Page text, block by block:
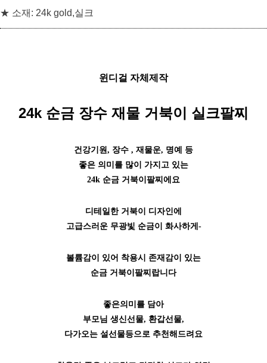
★ 소재: 24k gold,실크
윈디걸 자체제작
24k 순금 장수 재물 거북이 실크팔찌
건강기원, 장수 , 재물운, 명예 등
좋은 의미를 많이 가지고 있는
24k 순금 거북이팔찌에요
디테일한 거북이 디자인에
고급스러운 무광빛 순금이 화사하게-
볼륨감이 있어 착용시 존재감이 있는
순금 거북이팔찌랍니다
좋은의미를 담아
부모님 생신선물, 환갑선물,
다가오는 설선물등으로 추천해드려요